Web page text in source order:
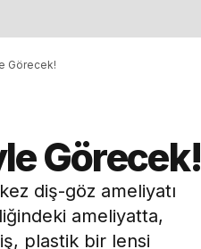
Görecek!
Görecek!
diş-göz ameliyatı
ameliyatta,
plastik bir lensi